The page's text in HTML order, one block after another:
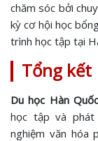
chăm sóc bởi
kỳ cơ hội học
trình học tập tại
Tổng kết
Du học Hàn
học tập và phát
nghiệm văn hóa